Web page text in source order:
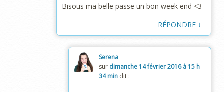
Bisous ma belle passe un bon week end <3
RÉPONDRE ↓
Serena
sur dimanche 14 février 2016 à 15 h
34 min dit :